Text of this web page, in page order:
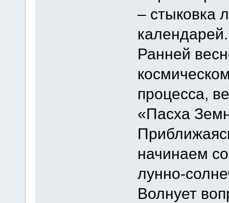
– стыковка
календарей.
Ранней
процесса,
«Пасха
начинаем
лунно-
Волнует